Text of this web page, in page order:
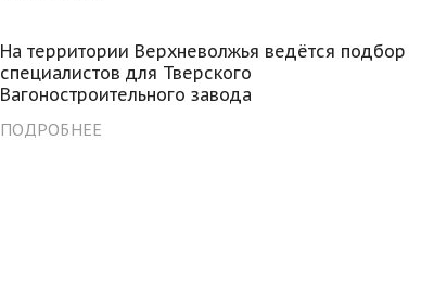
На территории Верхневолжья ведётся подбор
специалистов для Тверского
Вагоностроительного завода
ПОДРОБНЕЕ